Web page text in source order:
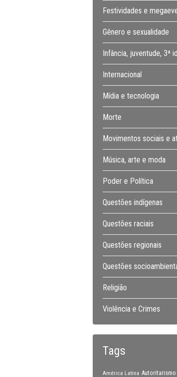
Festividades e
Gênero e sexualidade
Infância, juventude, 3ª
Internacional
Mídia e tecnologia
Morte
Movimentos sociais e
Música, arte e moda
Poder e Política
Questões indígenas
Questões raciais
Questões regionais
Questões
Religião
Violência e Crimes
Tags
América Latina Autoritarismo